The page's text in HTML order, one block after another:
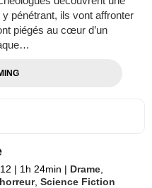
pénétrant, ils vont affronter
piégés au cœur d’un
| 1h 24min | Drame
,Science Fiction